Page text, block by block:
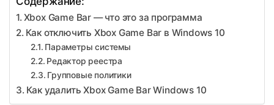
Xbox Game Bar — что это за программа
Как отключить Xbox Game Bar в Windows 10
Параметры системы
Редактор реестра
Групповые политики
Как удалить Xbox Game Bar Windows 10